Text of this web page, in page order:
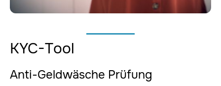
KYC-Tool
Anti-Geldwäsche Prüfung